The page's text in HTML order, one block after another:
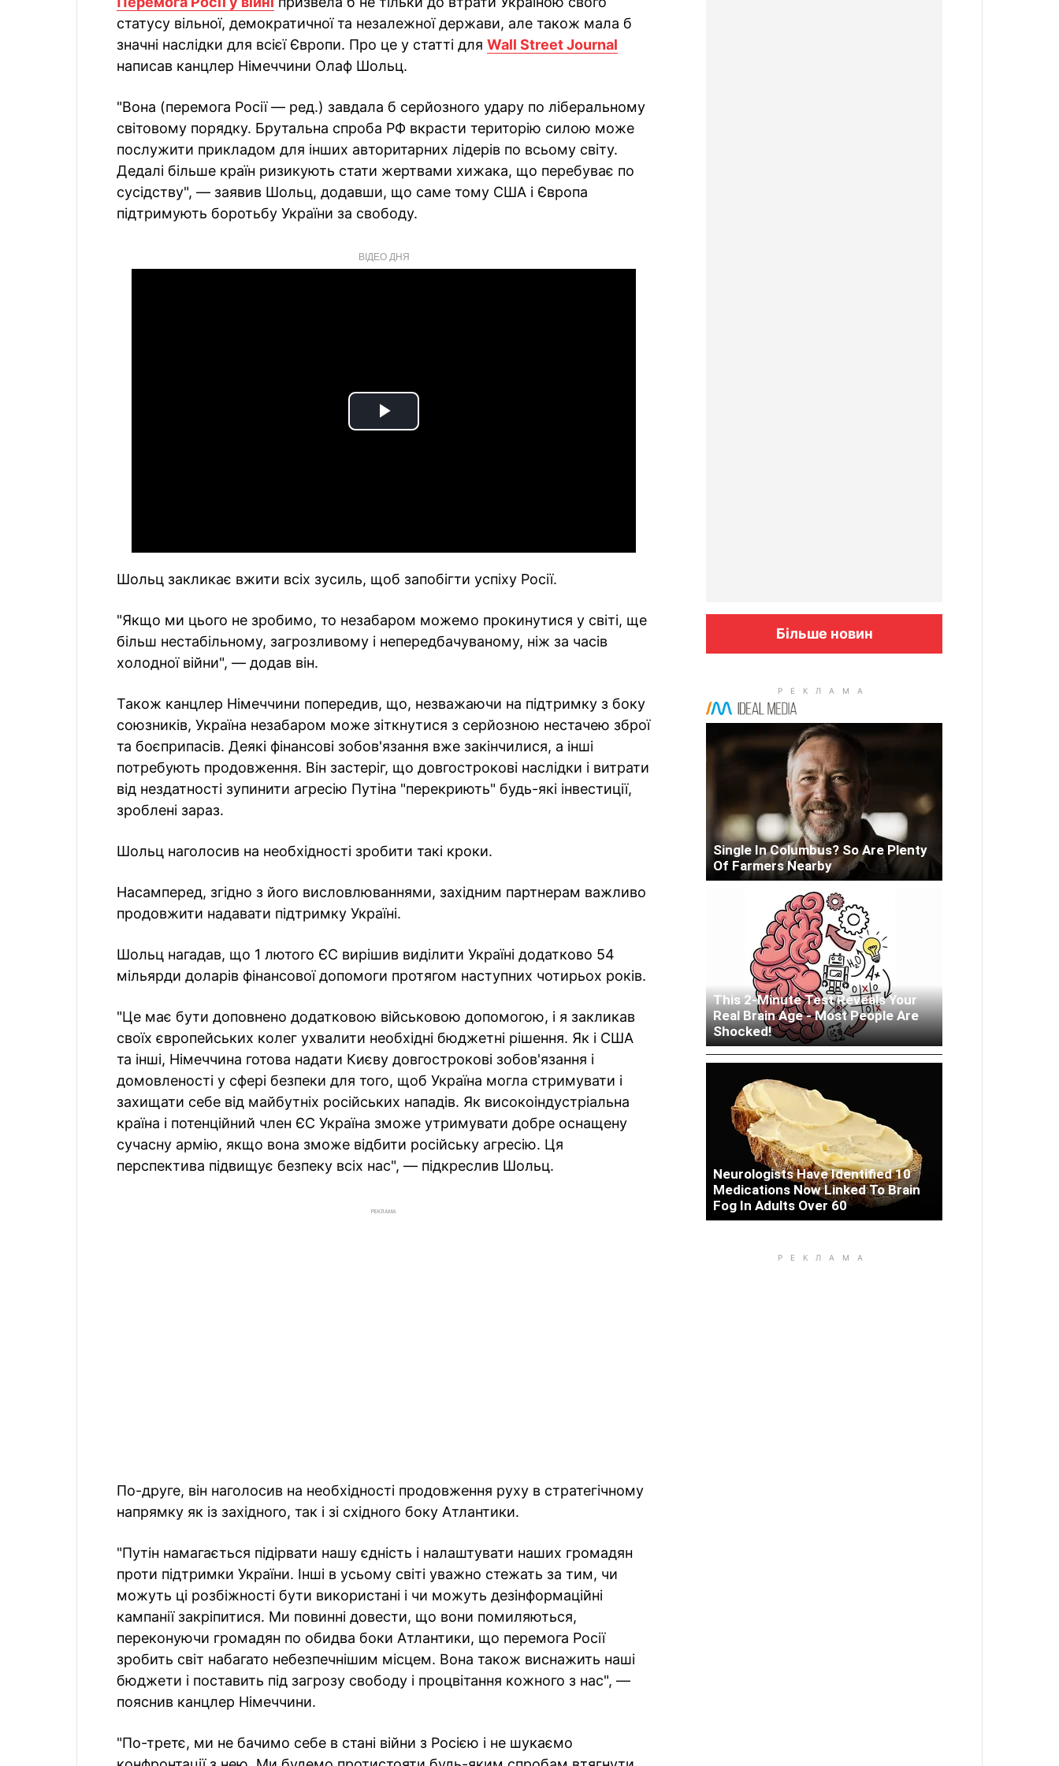
статусу вільної, демократичної та незалежної держави, але також мала б
значні наслідки для всієї Європи. Про це у статті для Wall Street Journal
написав канцлер Німеччини Олаф Шольц.
"Вона (перемога Росії — ред.) завдала б серйозного удару по ліберальному
світовому порядку. Брутальна спроба РФ вкрасти територію силою може
послужити прикладом для інших авторитарних лідерів по всьому світу.
Дедалі більше країн ризикують стати жертвами хижака, що перебуває по
сусідству", — заявив Шольц, додавши, що саме тому США і Європа
підтримують боротьбу України за свободу.
ВІДЕО ДНЯ
Play
Шольц закликає вжити всіх зусиль, щоб запобігти успіху Росії.
"Якщо ми цього не зробимо, то незабаром можемо прокинутися у світі, ще
більш нестабільному, загрозливому і непередбачуваному, ніж за часів
холодної війни", — додав він.
Також канцлер Німеччини попередив, що, незважаючи на підтримку з боку
союзників, Україна незабаром може зіткнутися з серйозною нестачею зброї
та боєприпасів. Деякі фінансові зобов'язання вже закінчилися, а інші
потребують продовження. Він застеріг, що довгострокові наслідки і витрати
від нездатності зупинити агресію Путіна "перекриють" будь-які інвестиції,
зроблені зараз.
Шольц наголосив на необхідності зробити такі кроки.
Насамперед, згідно з його висловлюваннями, західним партнерам важливо
продовжити надавати підтримку Україні.
Шольц нагадав, що 1 лютого ЄС вирішив виділити Україні додатково 54
мільярди доларів фінансової допомоги протягом наступних чотирьох років.
"Це має бути доповнено додатковою військовою допомогою, і я закликав
своїх європейських колег ухвалити необхідні бюджетні рішення. Як і США
та інші, Німеччина готова надати Києву довгострокові зобов'язання і
домовленості у сфері безпеки для того, щоб Україна могла стримувати і
захищати себе від майбутніх російських нападів. Як високоіндустріальна
країна і потенційний член ЄС Україна зможе утримувати добре оснащену
сучасну армію, якщо вона зможе відбити російську агресію. Ця
перспектива підвищує безпеку всіх нас", — підкреслив Шольц.
РЕКЛАМА
По-друге, він наголосив на необхідності продовження руху в стратегічному
напрямку як із західного, так і зі східного боку Атлантики.
"Путін намагається підірвати нашу єдність і налаштувати наших громадян
проти підтримки України. Інші в усьому світі уважно стежать за тим, чи
можуть ці розбіжності бути використані і чи можуть дезінформаційні
кампанії закріпитися. Ми повинні довести, що вони помиляються,
переконуючи громадян по обидва боки Атлантики, що перемога Росії
зробить світ набагато небезпечнішим місцем. Вона також виснажить наші
бюджети і поставить під загрозу свободу і процвітання кожного з нас", —
пояснив канцлер Німеччини.
"По-третє, ми не бачимо себе в стані війни з Росією і не шукаємо
Більше новин
Single In Columbus? So Are Plenty
Of Farmers Nearby
This 2-Minute Test Reveals Your
Real Brain Age - Most People Are
Shocked!
Woman Lives In Garage - Don't
Judge Until You Peek Inside
Neurologists Have Identified 10
Medications Now Linked To Brain
Fog In Adults Over 60